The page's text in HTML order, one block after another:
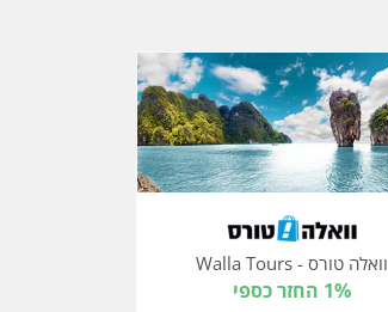
וואלה טורס - Walla Tours
1% החזר כספי